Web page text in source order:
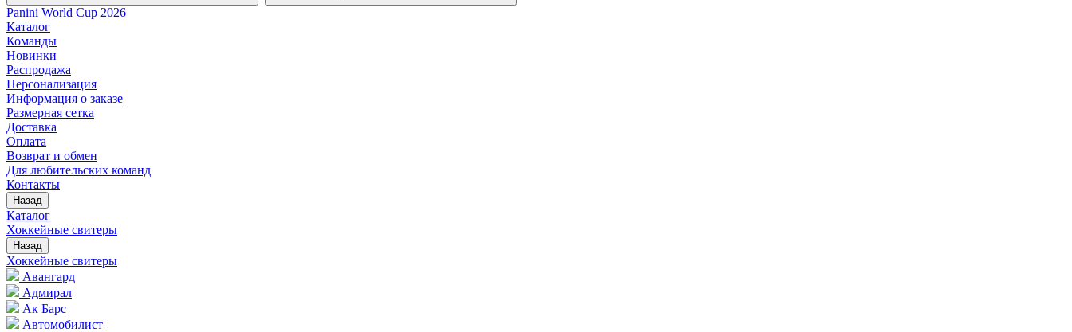
Panini World Cup 2026
Каталог
Команды
Новинки
Распродажа
Персонализация
Информация о заказе
Размерная сетка
Доставка
Оплата
Возврат и обмен
Для любительских команд
Контакты
Назад
Каталог
Хоккейные свитеры
Назад
Хоккейные свитеры
Авангард
Адмирал
Ак Барс
Автомобилист